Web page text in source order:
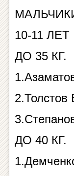
10-11 ЛЕТ
ДО 35 КГ.
2.Толстов
ДО 40 КГ.